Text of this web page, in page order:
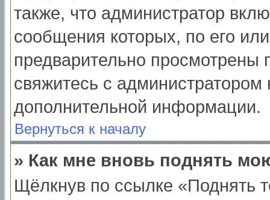
также, что администратор
сообщения которых, по его
предварительно просмотрены
свяжитесь с
дополнительной информации.
Вернуться к началу
» Как мне вновь поднять
Щёлкнув по ссылке «Поднять